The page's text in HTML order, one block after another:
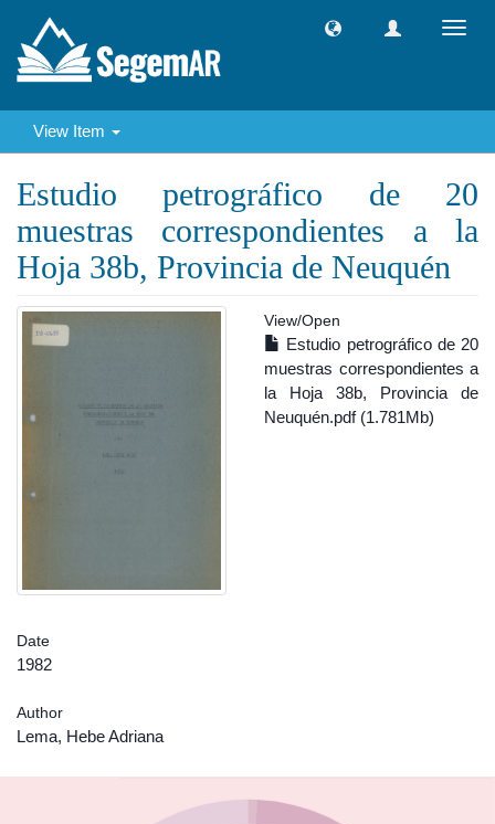
View Item
Estudio petrográfico de 20
muestras correspondientes a la
Hoja 38b, Provincia de Neuquén
View/Open
Estudio petrográfico de 20
muestras correspondientes a
la Hoja 38b, Provincia de
Neuquén.pdf (1.781Mb)
Date
1982
Author
Lema, Hebe Adriana